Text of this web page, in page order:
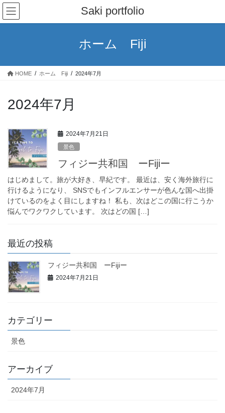
コ
ン
テ
ス
ナ
ビ
ゲ
ン
Saki portfolio
ホーム Fiji
HOME ホーム Fiji 2024年7月
2024年7月
2024年7月21日
景色
フィジー共和国 ーFijiー
はじめまして。旅が大好き、早紀です。 最近は、安く海外旅行に
行けるようになり、 SNSでもインフルエンサーが色んな国へ出掛
けているのをよく目にしますね！ 私も、次はどこの国に行こうか
悩んでワクワクしています。 次はどの国 […]
最近の投稿
フィジー共和国 ーFijiー
2024年7月21日
カテゴリー
景色
アーカイブ
2024年7月